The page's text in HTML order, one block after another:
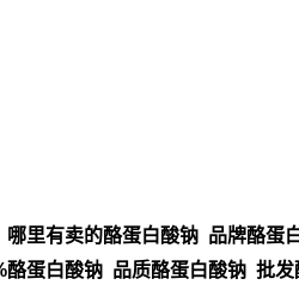
里有卖的酪蛋白酸钠 品牌酪
蛋白酸钠 品质酪蛋白酸钠 批